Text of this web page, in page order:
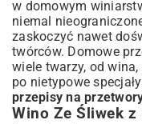
w domowym
niemal
zaskoczyć nawet
twórców. Domowe
wiele twarzy, od wina,
po nietypowe
przepisy na
Wino Ze Śliwek